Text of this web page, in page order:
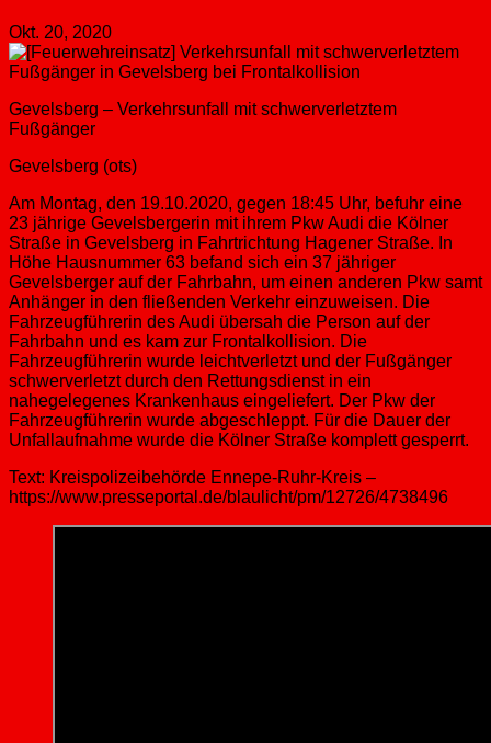
Okt. 20, 2020
Gevelsberg – Verkehrsunfall mit schwerverletztem
Fußgänger
Gevelsberg (ots)
Am Montag, den 19.10.2020, gegen 18:45 Uhr, befuhr eine
23 jährige Gevelsbergerin mit ihrem Pkw Audi die Kölner
Straße in Gevelsberg in Fahrtrichtung Hagener Straße. In
Höhe Hausnummer 63 befand sich ein 37 jähriger
Gevelsberger auf der Fahrbahn, um einen anderen Pkw samt
Anhänger in den fließenden Verkehr einzuweisen. Die
Fahrzeugführerin des Audi übersah die Person auf der
Fahrbahn und es kam zur Frontalkollision. Die
Fahrzeugführerin wurde leichtverletzt und der Fußgänger
schwerverletzt durch den Rettungsdienst in ein
nahegelegenes Krankenhaus eingeliefert. Der Pkw der
Fahrzeugführerin wurde abgeschleppt. Für die Dauer der
Unfallaufnahme wurde die Kölner Straße komplett gesperrt.
Text: Kreispolizeibehörde Ennepe-Ruhr-Kreis –
https://www.presseportal.de/blaulicht/pm/12726/4738496